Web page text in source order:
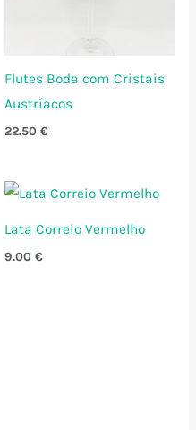
Flutes Boda com Cristais
Austríacos
22.50 €
Lata Correio Vermelho
9.00 €